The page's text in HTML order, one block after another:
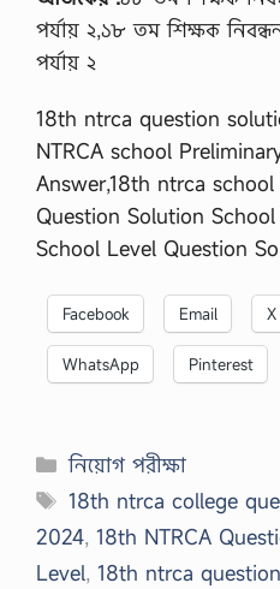
পর্যায় ২,১৮ তম শিক্ষক
পর্যায় ২
18th ntrca question
NTRCA school
Answer,18th ntrca
Question Solution
School Level Question
Facebook Email X
WhatsApp Pinterest
Categories
নিয়োগ পরীক্ষা
Tags
18th ntrca college
2024, 18th NTRCA
Level, 18th ntrca